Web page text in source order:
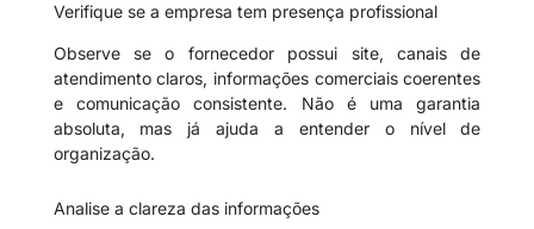
Verifique se a empresa tem presença profissional
Observe se o fornecedor possui site, canais de
atendimento claros, informações comerciais coerentes
e comunicação consistente. Não é uma garantia
absoluta, mas já ajuda a entender o nível de
organização.
Analise a clareza das informações